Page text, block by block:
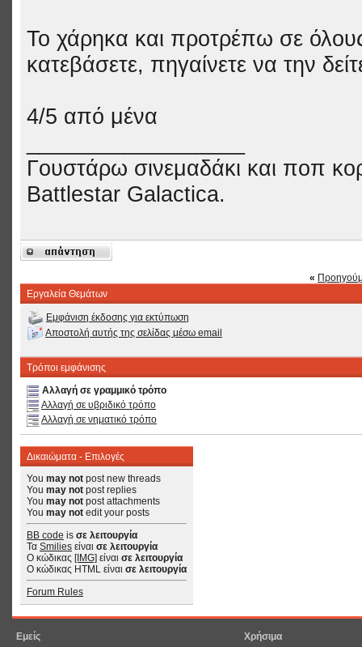
Το χάρηκα και προτρέπω σε όλους
κατεβάσετε, πηγαίνετε να την
4/5 από μένα
Γουστάρω σινεμαδάκι και ποπ
Battlestar Galactica.
«
Εργαλεία Θεμάτων
Εμφάνιση έκδοσης για εκτύπωση
Αποστολή αυτής της σελίδας μέσω email
Τρόποι εμφάνισης
Αλλαγή σε γραμμικό τρόπο
Αλλαγή σε υβριδικό τρόπο
Αλλαγή σε νηματικό τρόπο
Δικαιώματα - Επιλογές
You may not post new threads
You may not post replies
You may not post attachments
You may not edit your posts
BB code is σε λειτουργία
Τα Smilies είναι σε λειτουργία
Ο κώδικας [IMG] είναι σε λειτουργία
Ο κώδικας HTML είναι σε λειτουργία
Forum Rules
Εμείς Χρήσιμα